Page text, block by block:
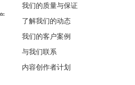
我们的质量与保证
了解我们的动态
我们的客户案例
与我们联系
内容创作者计划